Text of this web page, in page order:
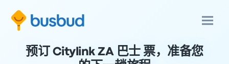
预订 Citylink ZA 巴士 票，准备您